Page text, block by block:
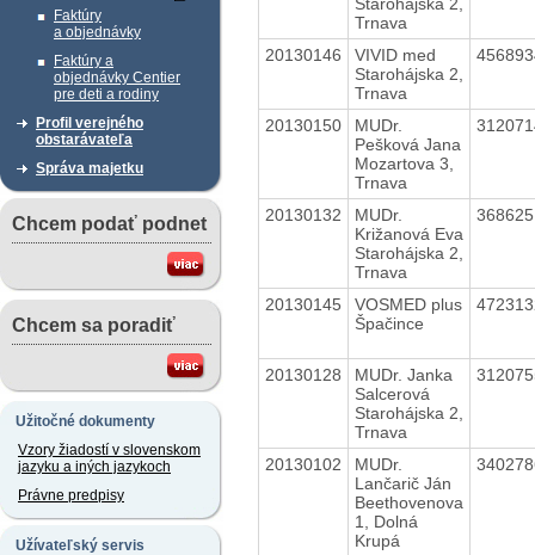
Faktúry
a objednávky
Faktúry a
objednávky Centier
pre deti a rodiny
Profil verejného
obstarávateľa
Správa majetku
Chcem podať podnet
Chcem sa poradiť
Užitočné dokumenty
Vzory žiadostí v slovenskom
jazyku a iných jazykoch
Právne predpisy
Užívateľský servis
Trnava
20130146
VIVID med
Starohájska 2,
Trnava
20130150
MUDr.
Pešková Jana
Mozartova 3,
Trnava
20130132
MUDr.
Križanová Eva
Starohájska 2,
Trnava
20130145
VOSMED plus
Špačince
20130128
MUDr. Janka
Salcerová
Starohájska 2,
Trnava
20130102
MUDr.
Lančarič Ján
Beethovenova
1, Dolná
Krupá